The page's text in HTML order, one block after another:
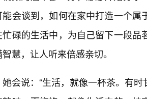
能会谈到，如何在家中打造一个
忙碌的生活中，为自己留下一段
慧，让人听来倍感亲切。
她会说：“生活，就像一杯茶。有